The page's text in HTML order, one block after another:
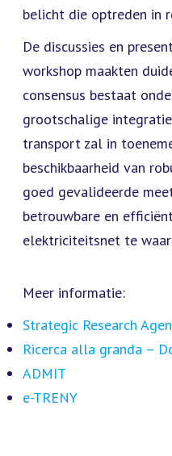
belicht die optreden in
De discussies en
workshop maakten
consensus bestaat
grootschalige
transport zal in
beschikbaarheid van
goed gevalideerde
betrouwbare en
elektriciteitsnet te
Meer informatie:
Strategic Research
Ricerca alla granda –
ADMIT
e-TRENY